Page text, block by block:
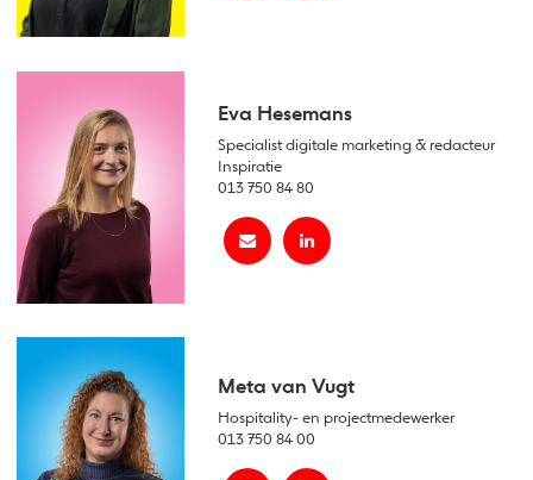
Eva Hesemans
Specialist digitale marketing & redacteur
Inspiratie
013 750 84 80
Meta van Vugt
Hospitality- en projectmedewerker
013 750 84 00